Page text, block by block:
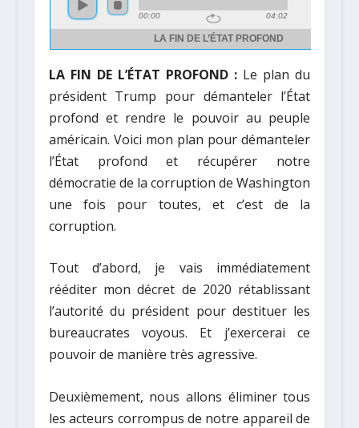
LA FIN DE L’ÉTAT PROFOND : Le plan du
président Trump pour démanteler l’État
profond et rendre le pouvoir au peuple
américain. Voici mon plan pour démanteler
l’État profond et récupérer notre
démocratie de la corruption de Washington
une fois pour toutes, et c’est de la
corruption.
Tout d’abord, je vais immédiatement
rééditer mon décret de 2020 rétablissant
l’autorité du président pour destituer les
bureaucrates voyous. Et j’exercerai ce
pouvoir de manière très agressive.
Deuxièmement, nous allons éliminer tous
les acteurs corrompus de notre appareil de